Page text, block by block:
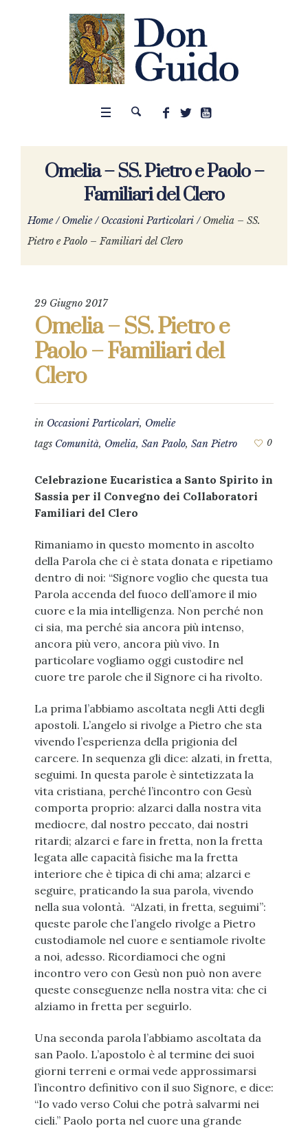
Omelia – SS. Pietro e Paolo –
Familiari del Clero
Home /Omelie /Occasioni Particolari /Omelia – SS.
Pietro e Paolo – Familiari del Clero
29 Giugno 2017
Omelia – SS. Pietro e
Paolo – Familiari del
Clero
in Occasioni Particolari, Omelie
tags Comunità, Omelia, San Paolo, San Pietro 0
Celebrazione Eucaristica a Santo Spirito in
Sassia per il Convegno dei Collaboratori
Familiari del Clero
Rimaniamo in questo momento in ascolto
della Parola che ci è stata donata e ripetiamo
dentro di noi: “Signore voglio che questa tua
Parola accenda del fuoco dell’amore il mio
cuore e la mia intelligenza. Non perché non
ci sia, ma perché sia ancora più intenso,
ancora più vero, ancora più vivo. In
particolare vogliamo oggi custodire nel
cuore tre parole che il Signore ci ha rivolto.
La prima l’abbiamo ascoltata negli Atti degli
apostoli. L’angelo si rivolge a Pietro che sta
vivendo l’esperienza della prigionia del
carcere. In sequenza gli dice: alzati, in fretta,
seguimi. In questa parole è sintetizzata la
vita cristiana, perché l’incontro con Gesù
comporta proprio: alzarci dalla nostra vita
mediocre, dal nostro peccato, dai nostri
ritardi; alzarci e fare in fretta, non la fretta
legata alle capacità fisiche ma la fretta
interiore che è tipica di chi ama; alzarci e
seguire, praticando la sua parola, vivendo
nella sua volontà. “Alzati, in fretta, seguimi”:
queste parole che l’angelo rivolge a Pietro
custodiamole nel cuore e sentiamole rivolte
a noi, adesso. Ricordiamoci che ogni
incontro vero con Gesù non può non avere
queste conseguenze nella nostra vita: che ci
alziamo in fretta per seguirlo.
Una seconda parola l’abbiamo ascoltata da
san Paolo. L’apostolo è al termine dei suoi
giorni terreni e ormai vede approssimarsi
l’incontro definitivo con il suo Signore, e dice:
“Io vado verso Colui che potrà salvarmi nei
cieli.” Paolo porta nel cuore una grande